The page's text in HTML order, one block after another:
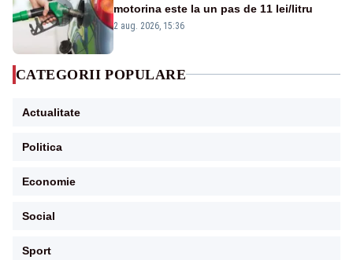
motorina este la un pas de 11 lei/litru
2 aug. 2026, 15:36
CATEGORII POPULARE
Actualitate
Politica
Economie
Social
Sport